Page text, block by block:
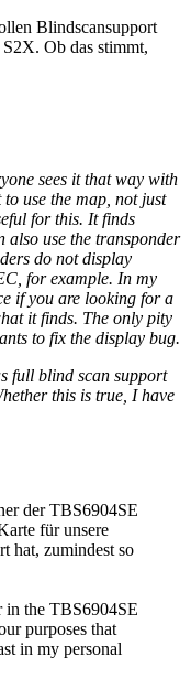
Blindscansupport
Ob das stimmt,
sees it that way with
use the map, not just
for this. It finds
also use the transponder
do not display
for example. In my
if you are looking for a
it finds. The only pity
to fix the display bug.
full blind scan support
this is true, I have
der TBS6904SE
für unsere
hat, zumindest so
in the TBS6904SE
purposes that
in my personal